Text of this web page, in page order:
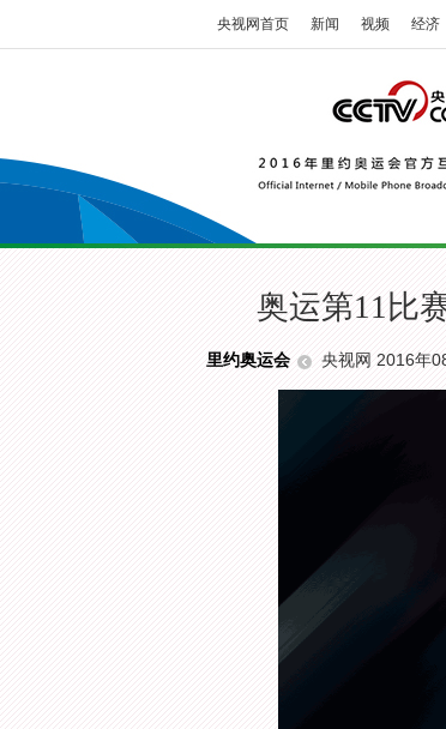
央视网首页 新闻 视频 经济
奥运第11比
里约奥运会 央视网 2016年